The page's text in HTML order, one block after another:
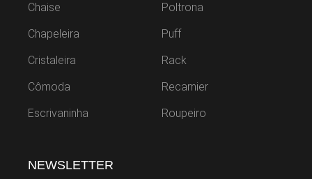
Chaise
Chapeleira
Cristaleira
Cômoda
Escrivaninha
Poltrona
Puff
Rack
Recamier
Roupeiro
NEWSLETTER